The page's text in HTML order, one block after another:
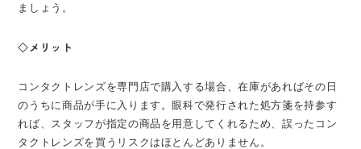
ましょう。
◇メリット
コンタクトレンズを専門店で購入する場合、在庫があればその日
のうちに商品が手に入ります。眼科で発行された処方箋を持参す
れば、スタッフが指定の商品を用意してくれるため、誤ったコン
タクトレンズを買うリスクはほとんどありません。